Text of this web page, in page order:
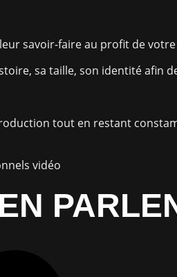
savoir-faire au profit de
sa taille, son identité afin
tout en restant